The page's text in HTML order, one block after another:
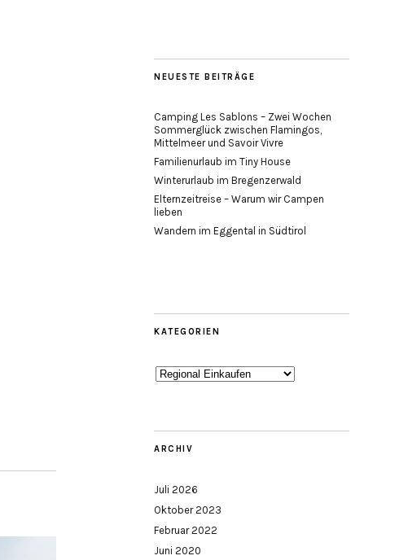
NEUESTE BEITRÄGE
Camping Les Sablons – Zwei Wochen
Sommerglück zwischen Flamingos,
Mittelmeer und Savoir Vivre
Familienurlaub im Tiny House
Winterurlaub im Bregenzerwald
Elternzeitreise – Warum wir Campen
lieben
Wandern im Eggental in Südtirol
KATEGORIEN
Kategorien
ARCHIV
Juli 2026
Oktober 2023
Februar 2022
Juni 2020